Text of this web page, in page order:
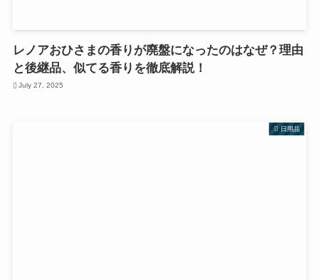
レノアおひさまの香りが廃盤になったのはなぜ？理由
と後継品、似てる香りを徹底解説！
July 27, 2025
日用品